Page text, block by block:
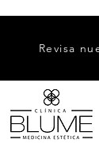
Revisa